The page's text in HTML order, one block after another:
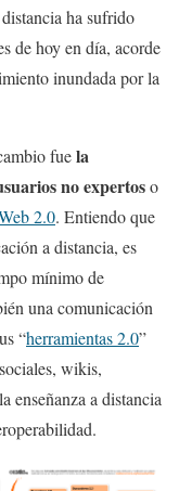
ha sufrido
de hoy en día, acorde
inundada por la
fuela
no expertoso
2.0. Entiendo que
a distancia, es
mínimo de
una comunicación
“herramientas 2.0”
wikis,
enseñanza a distancia